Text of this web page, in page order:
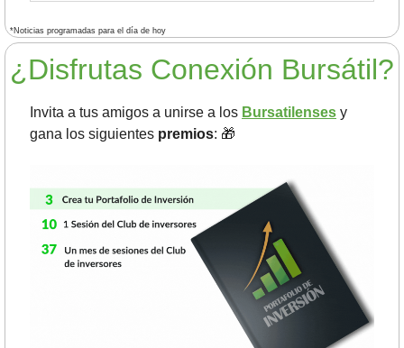
*Noticias programadas para el día de hoy
¿Disfrutas Conexión Bursátil?
Invita a tus amigos a unirse a los Bursatilenses y
gana los siguientes premios: 🎁